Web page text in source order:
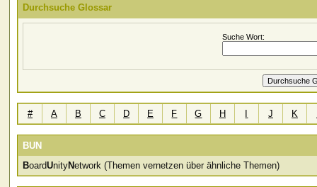
Durchsuche Glossar
Suche Wort:
# A B C D E F G H J K
BUN
BoardUnityNetwork (Themen vernetzen über ähnliche Themen)